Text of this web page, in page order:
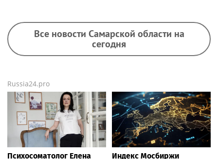
Все новости Самарской области на
сегодня
Russia24.pro
Психосоматолог Елена Индекс Мосбиржи